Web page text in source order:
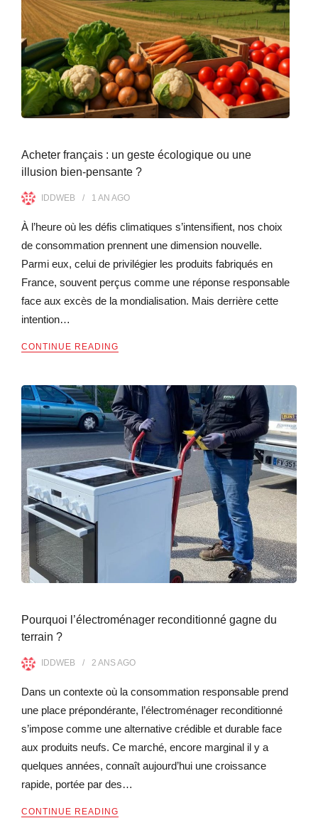
Acheter français : un geste écologique ou une
illusion bien-pensante ?
IDDWEB 1 AN AGO
À l’heure où les défis climatiques s’intensifient, nos choix
de consommation prennent une dimension nouvelle.
Parmi eux, celui de privilégier les produits fabriqués en
France, souvent perçus comme une réponse responsable
face aux excès de la mondialisation. Mais derrière cette
intention…
CONTINUE READING
Pourquoi l’électroménager reconditionné gagne du
terrain ?
IDDWEB 2 ANSAGO
Dans un contexte où la consommation responsable prend
une place prépondérante, l’électroménager reconditionné
s’impose comme une alternative crédible et durable face
aux produits neufs. Ce marché, encore marginal il y a
quelques années, connaît aujourd’hui une croissance
rapide, portée par des…
CONTINUE READING